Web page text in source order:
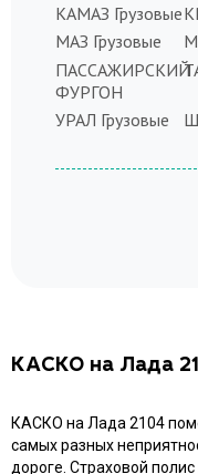
КАМАЗ Грузовые
МАЗ Грузовые
ПАССАЖИРСКИЙ
ФУРГОН
УРАЛ Грузовые
КАСКО на Лада
КАСКО на Лада 2104
самых разных
дороге. Страховой